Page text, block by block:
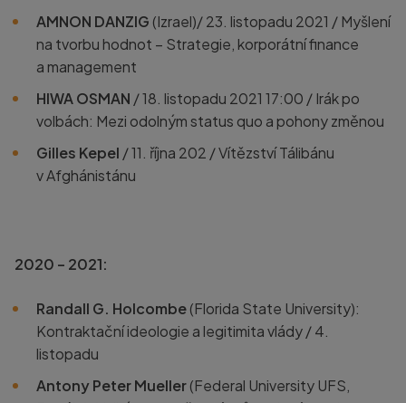
AMNON DANZIG (Izrael)/ 23. listopadu 2021 / Myšlení
na tvorbu hodnot – Strategie, korporátní finance
a management
HIWA OSMAN / 18. listopadu 2021 17:00 / Irák po
volbách: Mezi odolným status quo a pohony změnou
Gilles Kepel / 11. října 202 / Vítězství Tálibánu
v Afghánistánu
2020 – 2021:
Randall G. Holcombe(Florida State University):
Kontraktační ideologie a legitimita vlády / 4.
listopadu
Antony Peter Mueller(Federal University UFS,